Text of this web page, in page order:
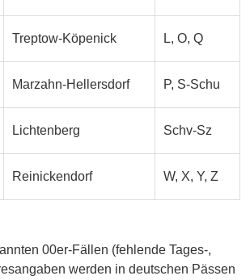
Treptow-Köpenick L, O, Q
Marzahn-Hellersdorf P, S-Schu
Lichtenberg Schv-Sz
Reinickendorf W, X, Y, Z
00er-Fällen (fehlende Tages-,
werden in deutschen Pässen